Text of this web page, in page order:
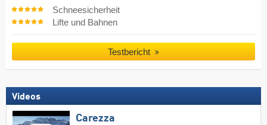
Schneesicherheit
Lifte und Bahnen
Testbericht
Videos
Carezza